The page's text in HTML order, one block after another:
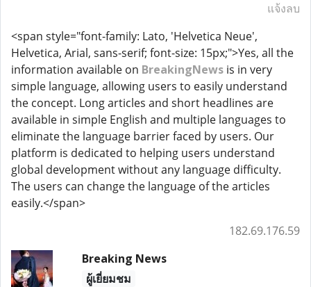
แจ้งลบ
<span style="font-family: Lato, 'Helvetica Neue',
Helvetica, Arial, sans-serif; font-size: 15px;">Yes, all the
information available on BreakingNews is in very
simple language, allowing users to easily understand
the concept. Long articles and short headlines are
available in simple English and multiple languages to
eliminate the language barrier faced by users. Our
platform is dedicated to helping users understand
global development without any language difficulty.
The users can change the language of the articles
easily.</span>
182.69.176.59
Breaking News
ผู้เยี่ยมชม